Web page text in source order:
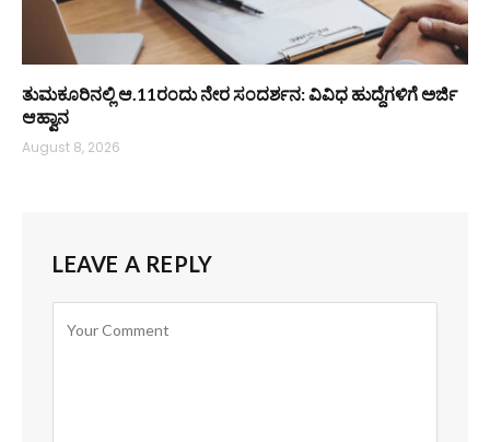
ತುಮಕೂರಿನಲ್ಲಿ ಆ.11ರಂದು ನೇರ ಸಂದರ್ಶನ: ವಿವಿಧ ಹುದ್ದೆಗಳಿಗೆ ಅರ್ಜಿ
ಆಹ್ವಾನ
August 8, 2026
LEAVE A REPLY